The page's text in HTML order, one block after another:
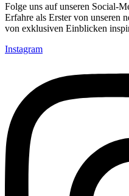
Folge uns auf unseren Social-
Erfahre als Erster von unseren
von exklusiven Einblicken
Instagram